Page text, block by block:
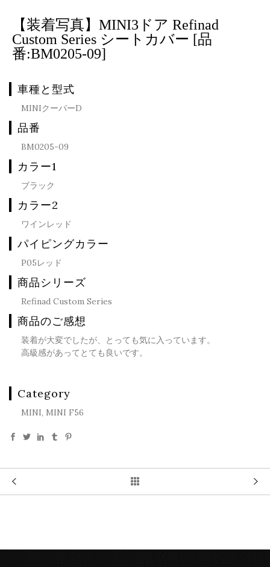
【装着写真】MINI3ドア Refinad
Custom Series シートカバー [品
番:BM0205-09]
車種と型式
MINIクーパーD
品番
BM0205-09
カラー1
ブラック
カラー2
ワインレッド
パイピングカラー
P05レッド
商品シリーズ
Refinad Custom Series
商品のご感想
装着が大変でしたが、とっても気に入っています。
高級感があってとても良いです。
Category
MINI, MINI F56